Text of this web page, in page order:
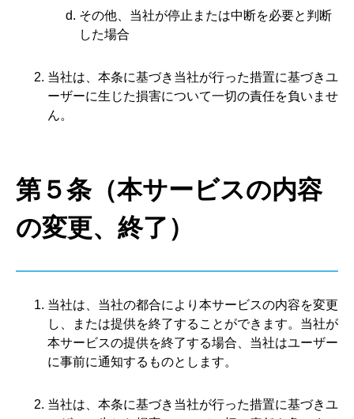
その他、当社が停止または中断を必要と判断
した場合
当社は、本条に基づき当社が行った措置に基づきユ
ーザーに生じた損害について一切の責任を負いませ
ん。
第５条（本サービスの内容
の変更、終了）
当社は、当社の都合により本サービスの内容を変更
し、または提供を終了することができます。当社が
本サービスの提供を終了する場合、当社はユーザー
に事前に通知するものとします。
当社は、本条に基づき当社が行った措置に基づきユ